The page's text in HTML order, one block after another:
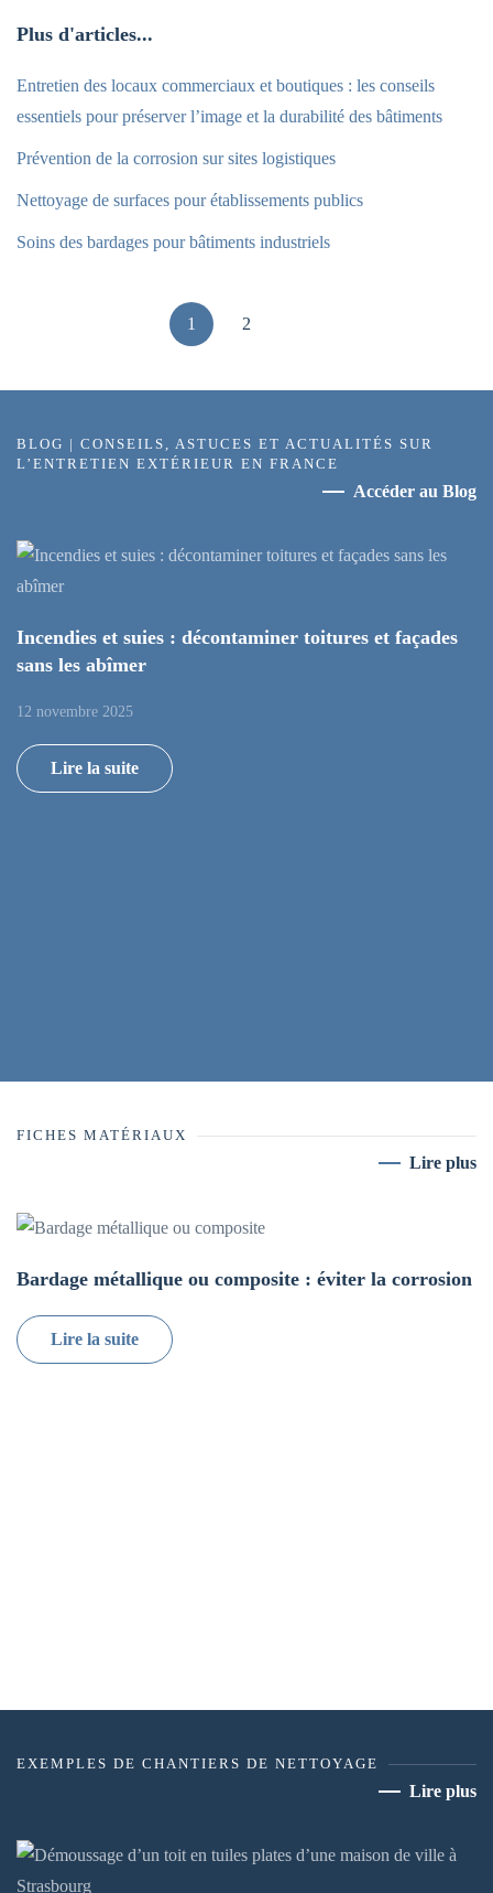
Plus d'articles...
Entretien des locaux commerciaux et boutiques : les conseils
essentiels pour préserver l’image et la durabilité des bâtiments
Prévention de la corrosion sur sites logistiques
Nettoyage de surfaces pour établissements publics
Soins des bardages pour bâtiments industriels
1 2
BLOG | CONSEILS, ASTUCES ET ACTUALITÉS SUR
L’ENTRETIEN EXTÉRIEUR EN FRANCE
Accéder au Blog
Incendies et suies : décontaminer toitures et façades
sans les abîmer
12 novembre 2025
Lire la suite
FICHES MATÉRIAUX
Lire plus
Bardage métallique ou composite : éviter la corrosion
Lire la suite
EXEMPLES DE CHANTIERS DE NETTOYAGE
Lire plus